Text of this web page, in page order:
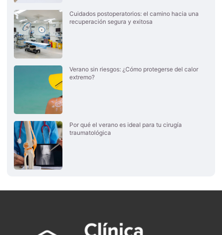
Cuidados postoperatorios: el camino hacia una
recuperación segura y exitosa
Verano sin riesgos: ¿Cómo protegerse del calor
extremo?
Por qué el verano es ideal para tu cirugía
traumatológica